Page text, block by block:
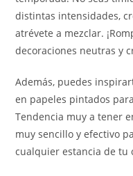
distintas intensidades,
atrévete a mezclar.
decoraciones neutras y
Además, puedes
en papeles pintados
Tendencia muy a tener
muy sencillo y efectivo
cualquier estancia de tu